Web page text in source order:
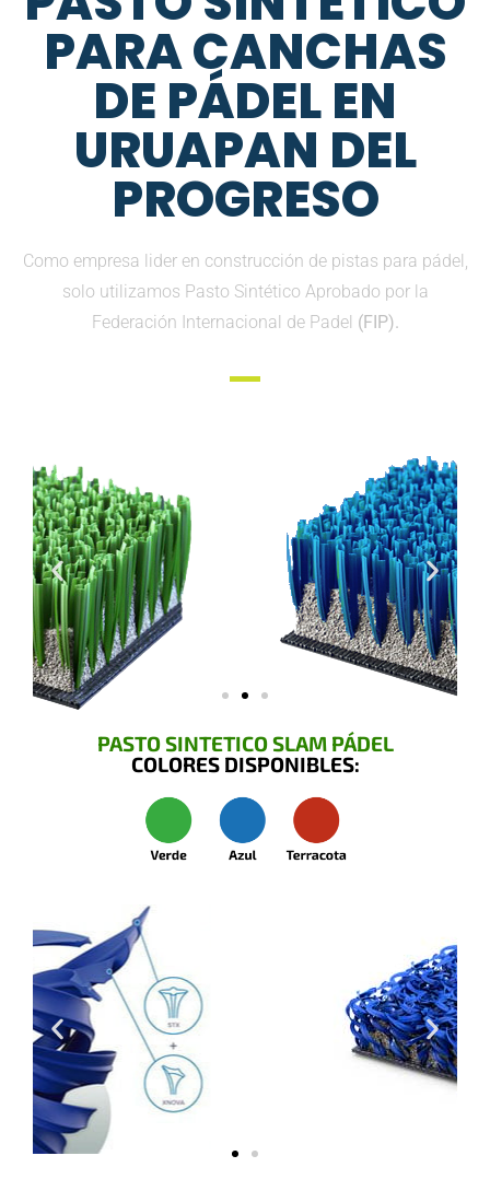
PARA CANCHAS
DE PÁDEL EN
URUAPAN DEL
PROGRESO
Como empresa lider en construcción de pistas para pádel,
solo utilizamos Pasto Sintético Aprobado por la
Federación Internacional de Padel (FIP).
PASTO SINTETICO SLAM PÁDEL
COLORES DISPONIBLES: